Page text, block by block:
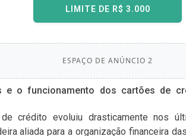
LIMITE DE R$ 3.000
ESPAÇO DE ANÚNCIO 2
e o funcionamento dos cartões de
crédito evoluiu drasticamente nos
aliada para a organização financeira